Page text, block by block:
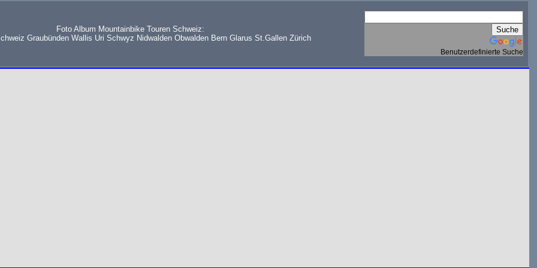
Foto Album Mountainbike Touren Schweiz:
Graubünden Wallis Uri Schwyz Nidwalden Obwalden Bern Glarus St.Gallen Zürich
Benutzerdefinierte Suche